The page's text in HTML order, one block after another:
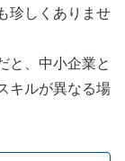
珍しくありませ
と、中小企業と
キルが異なる場